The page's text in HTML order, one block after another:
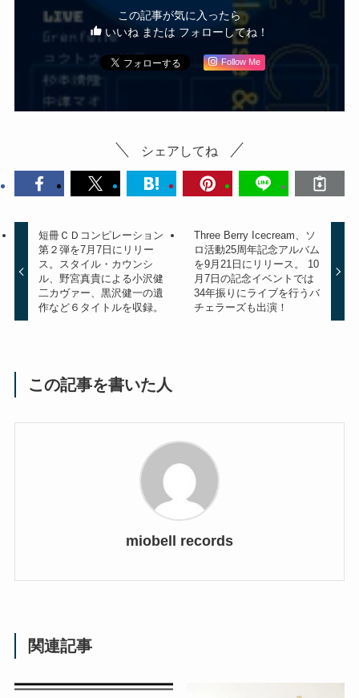
この記事が気に入ったら
いいね または フォローしてね！
Follow Me
シェアしてね
短冊ＣＤコンピレーション
第２弾を7月7日にリリー
ス。スタイル・カウンシ
ル、野宮真貴による小沢健
二カヴァー、黒沢健一の遺
作など６タイトルを収録。
Three Berry Icecream、ソ
ロ活動25周年記念アルバム
を9月21日にリリース。 10
月7日の記念イベントでは
34年振りにライブを行うバ
チェラーズも出演！
この記事を書いた人
miobell records
関連記事